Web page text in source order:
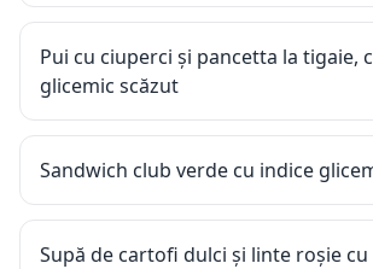
Pui cu ciuperci și pancetta la tigaie,
glicemic scăzut
Sandwich club verde cu indice
Supă de cartofi dulci și linte roșie